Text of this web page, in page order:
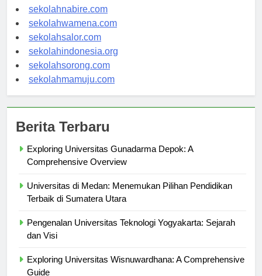
sekolahmanokwari.com
sekolahnabire.com
sekolahwamena.com
sekolahsalor.com
sekolahindonesia.org
sekolahsorong.com
Exploring Universitas Gunadarma Depok: A
Universitas di Medan: Menemukan Pilihan Pendidikan
Pengenalan Universitas Teknologi Yogyakarta: Sejarah
Exploring Universitas Wisnuwardhana: A Comprehensive